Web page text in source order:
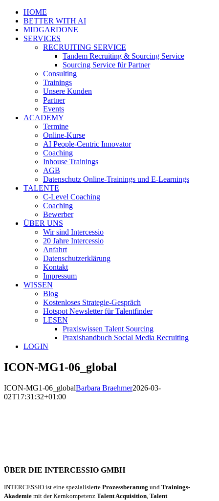
HOME
BETTER WITH AI
MIDGARDONE
SERVICES
RECRUITING SERVICE
Tandem Recruiting & Sourcing Service
Sourcing Service für Partner
Consulting
Trainings
Unsere Kunden
Partner
Events
ACADEMY
Termine
Online-Kurse
AI People-Centric Innovator
Coaching
Inhouse Trainings
AGB
Datenschutz Online-Trainings und E-Learnings
TALENTE
C-Level Coaching
Coaching
Bewerber
ÜBER UNS
Wir sind Intercessio
20 Jahre Intercessio
Anfahrt
Datenschutzerklärung
Kontakt
Impressum
WISSEN
Blog
Kostenloses Strategie-Gespräch
Hotspot Newsletter für Talentfinder
LESEN
Praxiswissen Talent Sourcing
Praxishandbuch Social Media Recruiting
LOGIN
ICON-MG1-06_global
ICON-MG1-06_globalBarbara Braehmer2026-03-
02T17:31:32+01:00
ÜBER DIE INTERCESSIO GMBH
INTERCESSIO ist eine spezialisierte Prozessberatung und Trainings-
Akademie mit der Kernkompetenz Talent Acquisition Talent